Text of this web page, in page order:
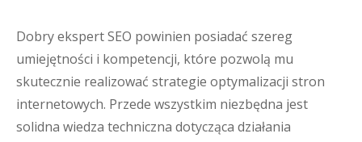
Dobry ekspert SEO powinien posiadać szereg
umiejętności i kompetencji, które pozwolą mu
skutecznie realizować strategie optymalizacji stron
internetowych. Przede wszystkim niezbędna jest
solidna wiedza techniczna dotycząca działania